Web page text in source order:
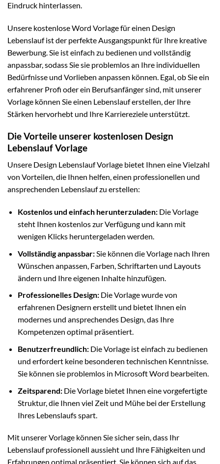
Eindruck hinterlassen.
Unsere kostenlose Word Vorlage für einen Design
Lebenslauf ist der perfekte Ausgangspunkt für Ihre kreative
Bewerbung. Sie ist einfach zu bedienen und vollständig
anpassbar, sodass Sie sie problemlos an Ihre individuellen
Bedürfnisse und Vorlieben anpassen können. Egal, ob Sie ein
erfahrener Profi oder ein Berufsanfänger sind, mit unserer
Vorlage können Sie einen Lebenslauf erstellen, der Ihre
Stärken hervorhebt und Ihre Karriereziele unterstützt.
Die Vorteile unserer kostenlosen Design
Lebenslauf Vorlage
Unsere Design Lebenslauf Vorlage bietet Ihnen eine Vielzahl
von Vorteilen, die Ihnen helfen, einen professionellen und
ansprechenden Lebenslauf zu erstellen:
Kostenlos und einfach herunterzuladen:Die Vorlage
steht Ihnen kostenlos zur Verfügung und kann mit
wenigen Klicks heruntergeladen werden.
Vollständig anpassbar:Sie können die Vorlage nach Ihren
Wünschen anpassen, Farben, Schriftarten und Layouts
ändern und Ihre eigenen Inhalte hinzufügen.
Professionelles Design:Die Vorlage wurde von
erfahrenen Designern erstellt und bietet Ihnen ein
modernes und ansprechendes Design, das Ihre
Kompetenzen optimal präsentiert.
Benutzerfreundlich:Die Vorlage ist einfach zu bedienen
und erfordert keine besonderen technischen Kenntnisse.
Sie können sie problemlos in Microsoft Word bearbeiten.
Zeitsparend:Die Vorlage bietet Ihnen eine vorgefertigte
Struktur, die Ihnen viel Zeit und Mühe bei der Erstellung
Ihres Lebenslaufs spart.
Mit unserer Vorlage können Sie sicher sein, dass Ihr
Lebenslauf professionell aussieht und Ihre Fähigkeiten und
Erfahrungen optimal präsentiert. Sie können sich auf das